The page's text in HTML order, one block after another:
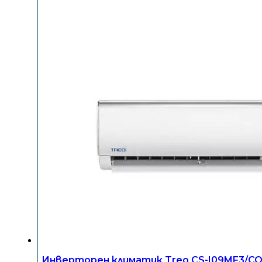
Инверторен климатик Treo CS-I09MF3/